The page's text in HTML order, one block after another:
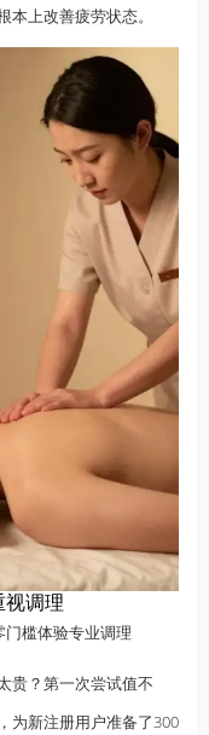
上改善疲劳状态。
调理
槛体验专业调理
贵？第一次尝试值不
为新注册用户准备了300